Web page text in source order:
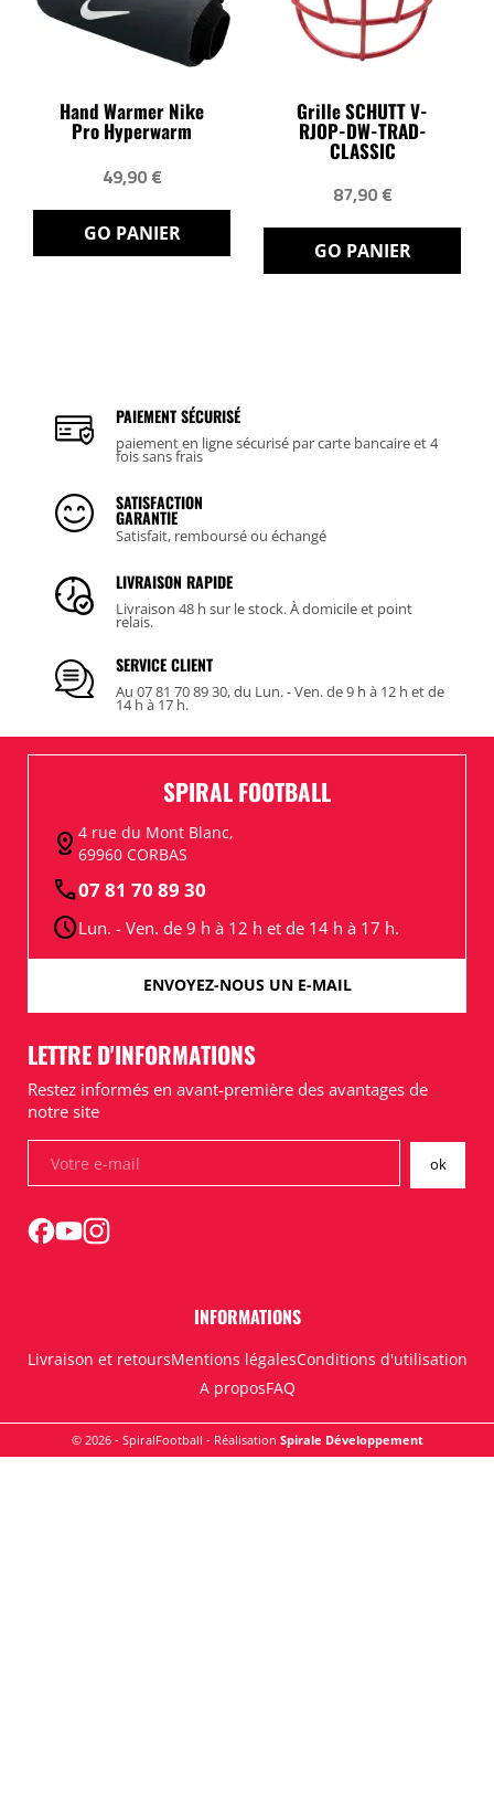
Hand Warmer Nike
Pro Hyperwarm
49,90 €
GO PANIER
Grille SCHUTT V-
RJOP-DW-TRAD-
CLASSIC
87,90 €
GO PANIER
PAIEMENT SÉCURISÉ
paiement en ligne sécurisé par carte bancaire et 4
fois sans frais
SATISFACTION
GARANTIE
Satisfait, remboursé ou échangé
LIVRAISON RAPIDE
Livraison 48 h sur le stock. À domicile et point
relais.
SERVICE CLIENT
Au 07 81 70 89 30, du Lun. - Ven. de 9 h à 12 h et de
14 h à 17 h.
SPIRAL FOOTBALL
distance 4 rue du Mont Blanc,
69960 CORBAS
call07 81 70 89 30
scheduleLun. - Ven. de 9 h à 12 h et de 14 h à 17 h.
ENVOYEZ-NOUS UN E-MAIL
INFORMATIONS
Livraison et retoursMentions légalesConditions d'utilisation
A proposFAQ
LETTRE D'INFORMATIONS
Restez informés en avant-première des avantages de
notre site
© 2026 - SpiralFootball - Réalisation Spirale Développement